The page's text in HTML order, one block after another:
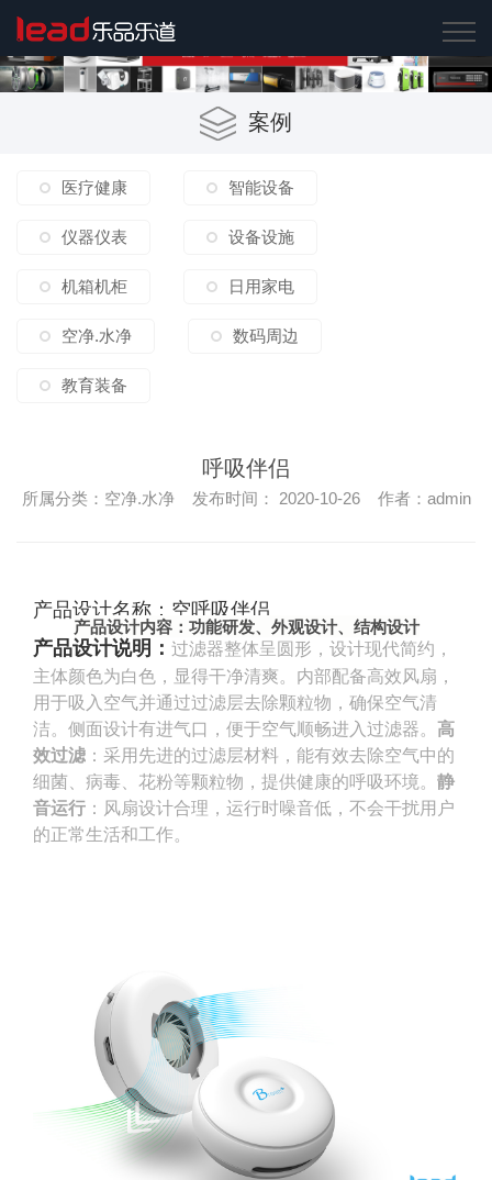
案例
医疗健康 智能设备
仪器仪表 设备设施
机箱机柜 日用家电
空净.水净 数码周边
教育装备
呼吸伴侣
所属分类：空净.水净 发布时间： 2020-10-26 作者：admin
产品设计名称 ： 空呼吸伴侣
产品设计内容： 功能研发、 外观设计、结构设计
产品设计说明 ： 过滤器整体呈圆形，设计现代简约，
主体颜色为白色，显得干净清爽。内部配备高效风扇，
用于吸入空气并通过过滤层去除颗粒物，确保空气清
洁。侧面设计有进气口，便于空气顺畅进入过滤器。 高
效过滤 ‌：采用先进的过滤层材料，能有效去除空气中的
细菌、病毒、花粉等颗粒物，提供健康的呼吸环境。‌ 静
音运行 ‌：风扇设计合理，运行时噪音低，不会干扰用户
的正常生活和工作。